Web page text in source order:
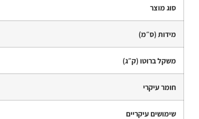
סוג מוצר
מידות (ס״מ)
משקל ברוטו (ק״ג)
חומר עיקרי
שימושים עיקריים